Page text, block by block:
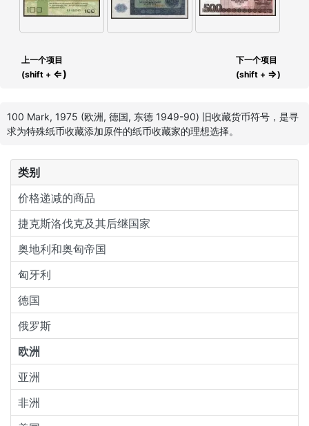
类别
价格递减的商品
捷克斯洛伐克及其后继国家
奥地利和奥匈帝国
匈牙利
德国
俄罗斯
欧洲
亚洲
非洲
上一个项目
(shift + ⇐)
下一个项目
(shift + ⇒)
100 Mark, 1975 (欧洲, 德国, 东德 1949-90) 旧收藏货币符号，是寻
求为特殊纸币收藏添加原件的纸币收藏家的理想选择。